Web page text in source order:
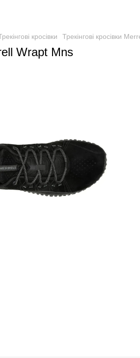
кросівки Трекінгові кросівки
Wrapt Mns